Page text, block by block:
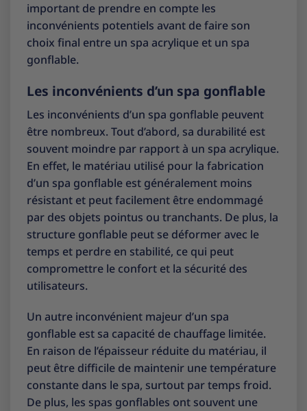
important de prendre en compte les
inconvénients potentiels avant de faire son
choix final entre un spa acrylique et un spa
gonflable.
Les inconvénients d’un spa gonflable
Les inconvénients d’un spa gonflable peuvent
être nombreux. Tout d’abord, sa durabilité est
souvent moindre par rapport à un spa acrylique.
En effet, le matériau utilisé pour la fabrication
d’un spa gonflable est généralement moins
résistant et peut facilement être endommagé
par des objets pointus ou tranchants. De plus, la
structure gonflable peut se déformer avec le
temps et perdre en stabilité, ce qui peut
compromettre le confort et la sécurité des
utilisateurs.
Un autre inconvénient majeur d’un spa
gonflable est sa capacité de chauffage limitée.
En raison de l’épaisseur réduite du matériau, il
peut être difficile de maintenir une température
constante dans le spa, surtout par temps froid.
De plus, les spas gonflables ont souvent une